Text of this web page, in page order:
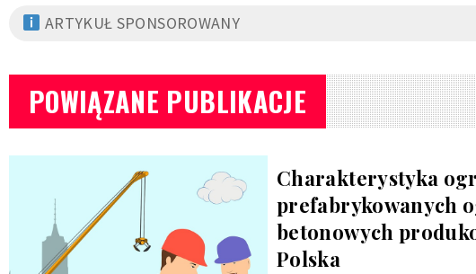
ARTYKUŁ SPONSOROWANY
POWIĄZANE PUBLIKACJE
Charakterystyka
prefabrykowanych
betonowych
Polska